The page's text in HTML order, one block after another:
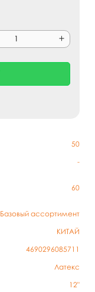
50
-
60
Базовый ассортимент
КИТАЙ
4690296085711
Латекс
12"